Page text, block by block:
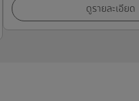
ดูรายละเอียด